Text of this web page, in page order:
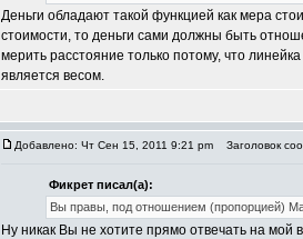
Деньги обладают такой функцией как мера
стоимости, то деньги сами должны быть
мерить расстояние только потому, что
является весом.
Добавлено: Чт Сен 15, 2011 9:21 pm Заголовок
Фикрет писал(а):
Вы правы, под отношением (пропорцией)
Ну никак Вы не хотите прямо отвечать на мой